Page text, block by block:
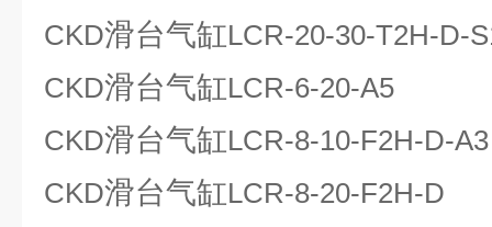
CKD滑台气缸LCR-20-30-T2H-D-
CKD滑台气缸LCR-6-20-A5
CKD滑台气缸LCR-8-10-F2H-D-A3
CKD滑台气缸LCR-8-20-F2H-D